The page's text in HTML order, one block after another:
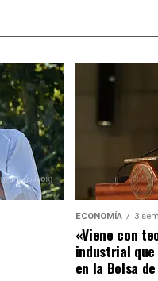
ECONOMÍA 3
«Viene con
industrial
en la Bolsa